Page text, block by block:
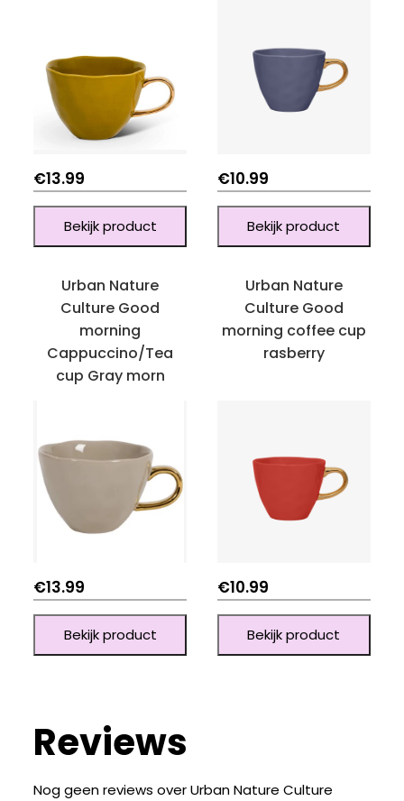
€13.99
Bekijk product
€10.99
Bekijk product
Urban Nature
Culture Good
morning
Cappuccino/Tea
cup Gray morn
€13.99
Bekijk product
Urban Nature
Culture Good
morning coffee cup
rasberry
€10.99
Bekijk product
Reviews
Nog geen reviews over Urban Nature Culture